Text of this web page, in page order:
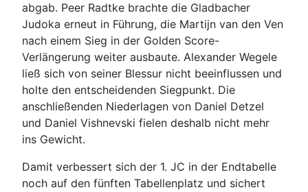
abgab. Peer Radtke brachte die Gladbacher
Judoka erneut in Führung, die Martijn van den Ven
nach einem Sieg in der Golden Score-
Verlängerung weiter ausbaute. Alexander Wegele
ließ sich von seiner Blessur nicht beeinflussen und
holte den entscheidenden Siegpunkt. Die
anschließenden Niederlagen von Daniel Detzel
und Daniel Vishnevski fielen deshalb nicht mehr
ins Gewicht.
Damit verbessert sich der 1. JC in der Endtabelle
noch auf den fünften Tabellenplatz und sichert